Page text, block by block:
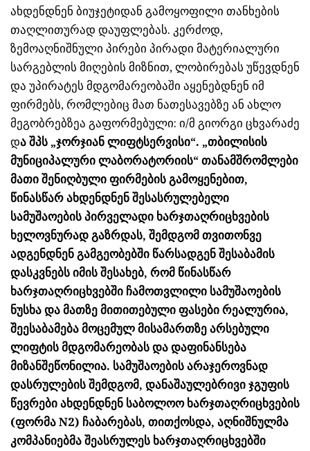
ახდენდნენ ბიუჯეტიდან გამოყოფილი თანხების
თაღლითურად დაუფლებას. კერძოდ,
ზემოაღნიშნული პირები პირადი მატერიალური
სარგებლის მიღების მიზნით, ლობირებას უწევდნენ
და უპირატეს მდგომარეობაში აყენებდნენ იმ
ფირმებს, რომლებიც მათ ნათესავებზე ან ახლო
მეგობრებზეა გაფორმებული: ი/მ გიორგი ცხვარაძე
და შპს „ჯორჯიან ლიფტსერვისი“. „თბილისის
მუნიციპალური ლაბორატორიის“ თანამშრომლები
მათი შენიღბული ფირმების გამოყენებით,
წინასწარ ახდენდნენ შესასრულებელი
სამუშაოების პირველადი ხარჯთაღრიცხვების
ხელოვნურად გაზრდას, შემდგომ თვითონვე
ადგენდნენ გამგეობებში წარსადგენ შესაბამის
დასკვნებს იმის შესახებ, რომ წინასწარ
ხარჯთაღრიცხვებში ჩამოთვლილი სამუშაოების
ნუსხა და მათზე მითითებული ფასები რეალურია,
შეესაბამება მოცემულ მისამართზე არსებული
ლიფტის მდგომარეობას და დაფინანსება
მიზანშეწონილია. სამუშაოების არაჯეროვნად
დასრულების შემდგომ, დანაშაულებრივი ჯგუფის
წევრები ახდენდნენ საბოლოო ხარჯთაღრიცხვების
(ფორმა N2) ჩაბარებას, თითქოსდა, აღნიშნულმა
კომპანიებმა შეასრულეს ხარჯთაღრიცხვებში